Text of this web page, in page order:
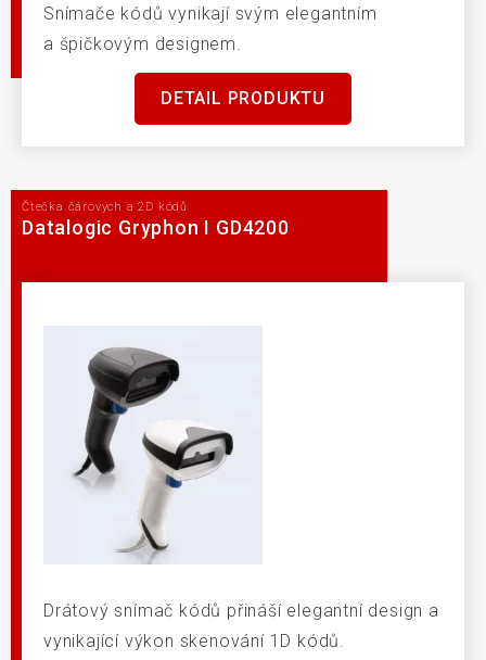
Snímače kódů vynikají svým elegantním
a špičkovým designem.
DETAIL PRODUKTU
Čtečka čárových a 2D kódů
Datalogic Gryphon I GD4200
Drátový snímač kódů přináší elegantní design a
vynikající výkon skenování 1D kódů.